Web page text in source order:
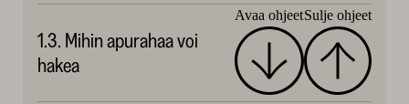
1.3. Mihin apurahaa voi
hakea
Avaa ohjeetSulje ohjeet